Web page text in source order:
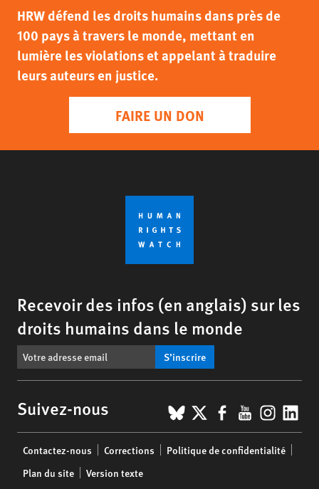
HRW défend les droits humains dans près de
100 pays à travers le monde, mettant en
lumière les violations et appelant à traduire
leurs auteurs en justice.
FAIRE UN DON
Recevoir des infos (en anglais) sur les
droits humains dans le monde
S’inscrire
Suivez-nous BlueSky
X Facebook
YouTube
menu
Contactez-nous Corrections
Politique de confidentialité
Plan du site
Version texte